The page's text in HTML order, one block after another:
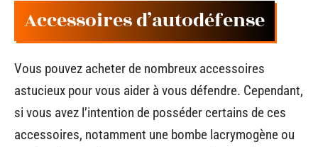
Accessoires d’autodéfense
Vous pouvez acheter de nombreux accessoires
astucieux pour vous aider à vous défendre. Cependant,
si vous avez l’intention de posséder certains de ces
accessoires, notamment une bombe lacrymogène ou